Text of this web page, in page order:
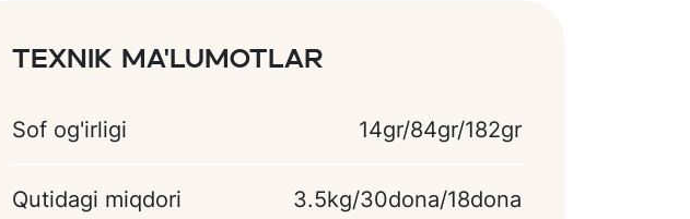
Texnik ma'lumotlar
Sof og'irligi 14gr/84gr/182gr
Qutidagi miqdori 3.5kg/30dona/18dona